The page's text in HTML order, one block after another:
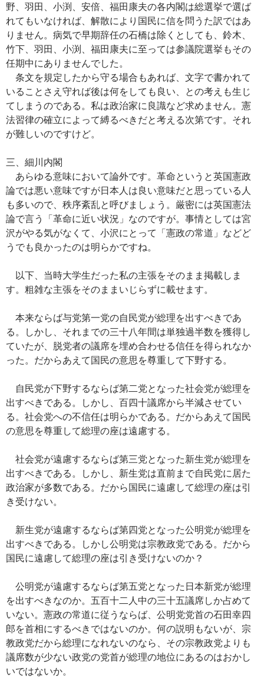
野、羽田、小渕、安倍、福田康夫の各内閣は総選挙で選ば
れてもいなければ、解散により国民に信を問うた訳ではあ
りません。病気で早期辞任の石橋は除くとしても、鈴木、
竹下、羽田、小渕、福田康夫に至っては参議院選挙もその
任期中にありませんでした。
条文を規定したから守る場合もあれば、文字で書かれて
いることさえ守れば後は何をしても良い、との考えも生じ
てしまうのである。私は政治家に良識など求めません。憲
法習律の確立によって縛るべきだと考える次第です。それ
が難しいのですけど。
三、細川内閣
あらゆる意味において論外です。革命というと英国憲政
論では悪い意味ですが日本人は良い意味だと思っている人
も多いので、秩序紊乱と呼びましょう。厳密には英国憲法
論で言う「革命に近い状況」なのですが。事情としては宮
沢がやる気がなくて、小沢にとって「憲政の常道」などど
うでも良かったのは明らかですね。
以下、当時大学生だった私の主張をそのまま掲載しま
す。粗雑な主張をそのままいじらずに載せます。
本来ならば与党第一党の自民党が総理を出すべきであ
る。しかし、それまでの三十八年間は単独過半数を獲得し
ていたが、脱党者の議席を埋め合わせる信任を得られなか
った。だからあえて国民の意思を尊重して下野する。
自民党が下野するならば第二党となった社会党が総理を
出すべきである。しかし、百四十議席から半減させてい
る。社会党への不信任は明らかである。だからあえて国民
の意思を尊重して総理の座は遠慮する。
社会党が遠慮するならば第三党となった新生党が総理を
出すべきである。しかし、新生党は直前まで自民党に居た
政治家が多数である。だから国民に遠慮して総理の座は引
き受けない。
新生党が遠慮するならば第四党となった公明党が総理を
出すべきである。しかし公明党は宗教政党である。だから
国民に遠慮して総理の座は引き受けないのか？
公明党が遠慮するならば第五党となった日本新党が総理
を出すべきなのか。五百十二人中の三十五議席しか占めて
いない。憲政の常道に従うならば、公明党党首の石田幸四
郎を首相にするべきではないのか。何の説明もないが、宗
教政党だから総理になれないのなら、その宗教政党よりも
議席数が少ない政党の党首が総理の地位にあるのはおかし
いではないか。